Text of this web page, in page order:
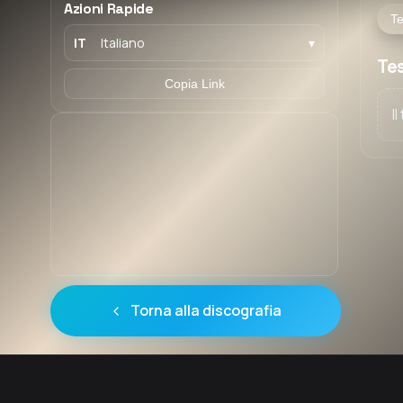
Azioni Rapide
IT Italiano ▾
Copia Link
Torna alla discografia